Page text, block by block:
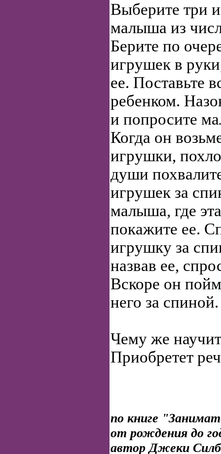
Выберите три
малыша из
Берите по
игрушек в
ее. Поставьте
ребенком.
и попросите
Когда он
игрушки,
души
игрушек за
малыша, где
покажите ее.
игрушку за
назвав ее,
Вскоре он
него за спиной.
Чему же
Приобретет
по книге
от рождения до
автор Джеки